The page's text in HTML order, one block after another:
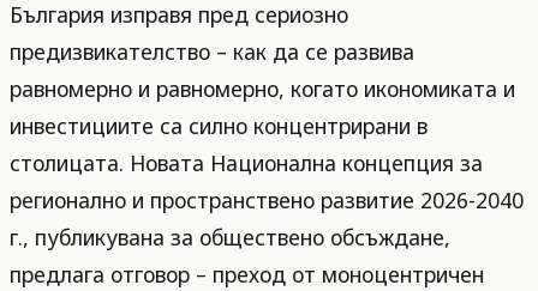
България изправя пред сериозно
предизвикателство – как да се развива
равномерно и равномерно, когато икономиката и
инвестициите са силно концентрирани в
столицата. Новата Национална концепция за
регионално и пространствено развитие 2026-2040
г., публикувана за обществено обсъждане,
предлага отговор – преход от моноцентричен